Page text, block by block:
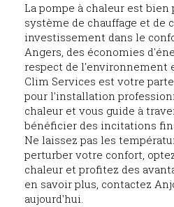
La pompe à chaleur est
système de chauffage et de
investissement dans le
Angers, des économies
respect de l'environnement
Clim Services est votre
pour l'installation
chaleur et vous guide à
bénéficier des incitations
Ne laissez pas les
perturber votre confort,
chaleur et profitez des
en savoir plus, contactez
aujourd'hui.